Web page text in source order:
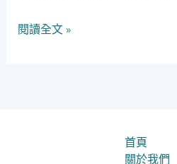
風
閱讀全文 »
首頁
關於我們